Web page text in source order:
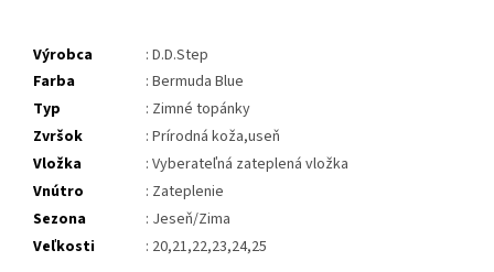
Výrobca
: D.D.Step
Farba
: Bermuda Blue
Typ
: Zimné topánky
Zvršok
: Prírodná koža,useň
Vložka
: Vyberateľná zateplená vložka
Vnútro
: Zateplenie
Sezona
: Jeseň/Zima
Veľkosti
: 20,21,22,23,24,25